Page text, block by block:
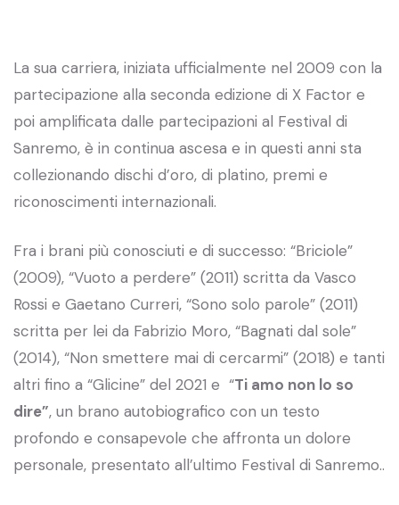
La sua carriera, iniziata ufficialmente nel 2009 con la
partecipazione alla seconda edizione di X Factor e
poi amplificata dalle partecipazioni al Festival di
Sanremo, è in continua ascesa e in questi anni sta
collezionando dischi d’oro, di platino, premi e
riconoscimenti internazionali.
Fra i brani più conosciuti e di successo: “Briciole”
(2009), “Vuoto a perdere” (2011) scritta da Vasco
Rossi e Gaetano Curreri, “Sono solo parole” (2011)
scritta per lei da Fabrizio Moro, “Bagnati dal sole”
(2014), “Non smettere mai di cercarmi” (2018) e tanti
altri fino a “Glicine” del 2021 e “Ti amo non lo so
dire”, un brano autobiografico con un testo
profondo e consapevole che affronta un dolore
personale, presentato all’ultimo Festival di Sanremo..